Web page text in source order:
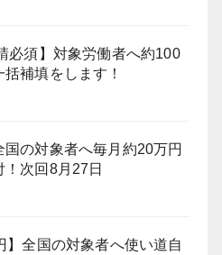
必須】対象労働者へ約100
補填をします！
国の対象者へ毎月約20万円
！次回8月27日
】全国の対象者へ使い道自